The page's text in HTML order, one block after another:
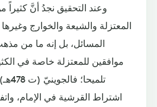
وعند التحقيق نجدُ أنَّ كثيراً
المعتزلة والشيعة والخوارج
المسائل، بل إنه ما من
موافقين للمعتزلة خاصة في
اشتراط القرشية في الإمام،